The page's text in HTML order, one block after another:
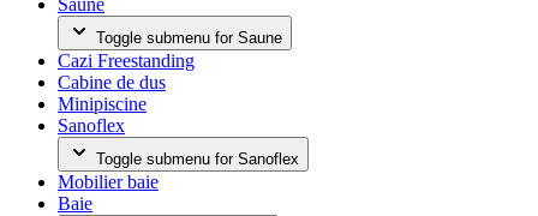
Saune
Toggle submenu for Saune
Cazi Freestanding
Cabine de dus
Minipiscine
Sanoflex
Toggle submenu for Sanoflex
Mobilier baie
Baie